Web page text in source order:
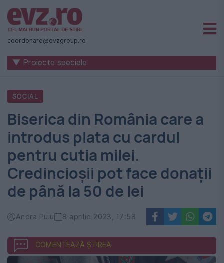
Știri
naționale
internaționale
România
-
Evenimentul
Zilei
coordonare@evzgroup.ro
▼ Proiecte speciale
SOCIAL
Biserica din România care a
introdus plata cu cardul
pentru cutia milei.
Credincioșii pot face donații
de până la 50 de lei
Andra Puiu 8 aprilie 2023, 17:58
COMENTEAZĂ ȘTIREA